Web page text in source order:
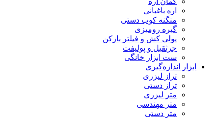
اره باغبانی
منگنه کوب دستی
گیره رومیزی
پولی کش و فیلتر بازکن
جرثقیل و پولیفت
ست ابزار خانگی
ابزار اندازه‌گیری
تراز لیزری
تراز دستی
متر لیزری
متر مهندسی
متر دستی